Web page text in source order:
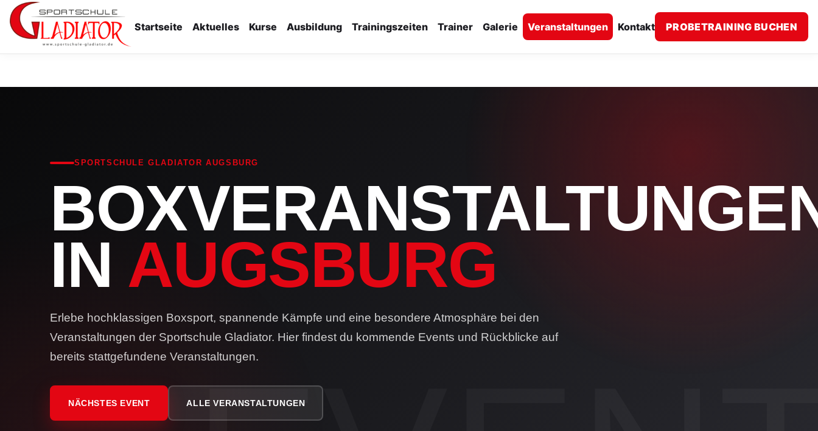
Startseite Aktuelles Kurse Ausbildung Trainingszeiten Trainer Galerie Veranstaltungen Kontakt PROBETRAINING BUCHEN
SPORTSCHULE GLADIATOR AUGSBURG
IN AUGSBURG
Erlebe hochklassigen Boxsport, spannende Kämpfe und eine besondere Atmosphäre bei den
Veranstaltungen der Sportschule Gladiator. Hier findest du kommende Events und Rückblicke auf
bereits stattgefundene Veranstaltungen.
NÄCHSTES EVENT ALLE VERANSTALTUNGEN